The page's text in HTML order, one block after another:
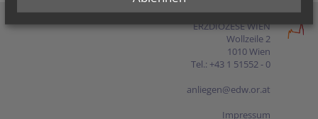
ERZDIÖZESE WIEN
Wollzeile 2
1010 Wien
Tel.: +43 1 51552 - 0
anliegen@edw.or.at
Impressum